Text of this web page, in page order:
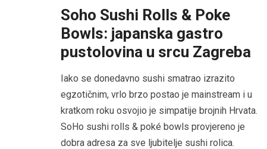
Soho Sushi Rolls & Poke
Bowls: japanska gastro
pustolovina u srcu Zagreba
Iako se donedavno sushi smatrao izrazito
egzotičnim, vrlo brzo postao je mainstream i u
kratkom roku osvojio je simpatije brojnih Hrvata.
SoHo sushi rolls & poké bowls provjereno je
dobra adresa za sve ljubitelje sushi rolica.